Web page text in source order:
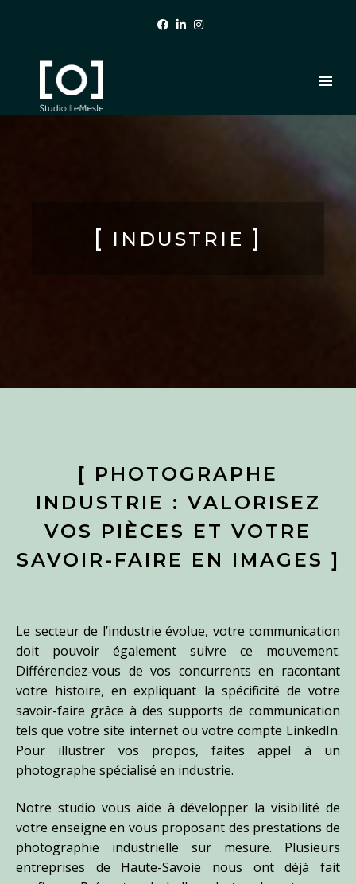
[ INDUSTRIE ]
[ PHOTOGRAPHE
INDUSTRIE : VALORISEZ
VOS PIÈCES ET VOTRE
SAVOIR-FAIRE EN IMAGES ]
Le secteur de l’industrie évolue, votre communication
doit pouvoir également suivre ce mouvement.
Différenciez-vous de vos concurrents en racontant
votre histoire, en expliquant la spécificité de votre
savoir-faire grâce à des supports de communication
tels que votre site internet ou votre compte LinkedIn.
Pour illustrer vos propos, faites appel à un
photographe spécialisé en industrie.
Notre studio vous aide à développer la visibilité de
votre enseigne en vous proposant des prestations de
photographie industrielle sur mesure. Plusieurs
entreprises de Haute-Savoie nous ont déjà fait